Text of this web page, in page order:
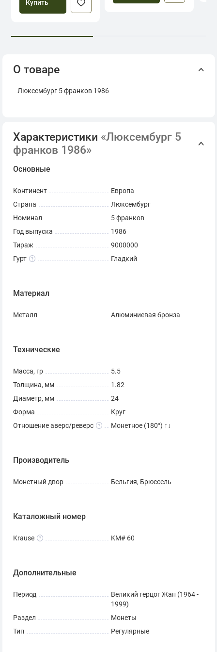
Купить
О товаре
Люксембург 5 франков 1986
Характеристики «Люксембург 5
франков 1986»
Основные
Континент
Европа
Страна
Люксембург
Номинал
5 франков
Год выпуска
1986
Тираж
9000000
Гурт
Гладкий
Материал
Металл Алюминиевая бронза
Технические
Масса, гр
5.5
Толщина, мм
1.82
Диаметр, мм
24
Форма
Круг
Отношение аверс/реверс
Монетное (180°) ↑↓
Производитель
Монетный двор Бельгия, Брюссель
Каталожный номер
Krause KM# 60
Дополнительные
Период
Великий герцог Жан (1964 -
1999)
Раздел
Монеты
Тип
Регулярные